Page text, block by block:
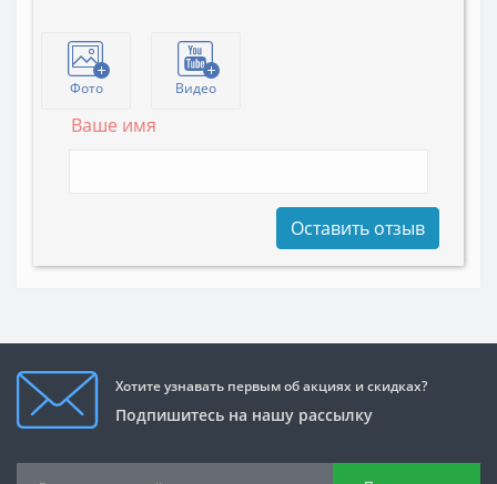
Фото Видео
Ваше имя
Оставить отзыв
Хотите узнавать первым об акциях и скидках?
Подпишитесь на нашу рассылку